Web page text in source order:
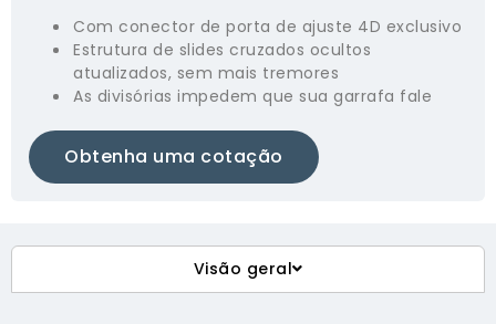
Com conector de porta de ajuste 4D exclusivo
Estrutura de slides cruzados ocultos
atualizados, sem mais tremores
As divisórias impedem que sua garrafa fale
Obtenha uma cotação
Visão geral